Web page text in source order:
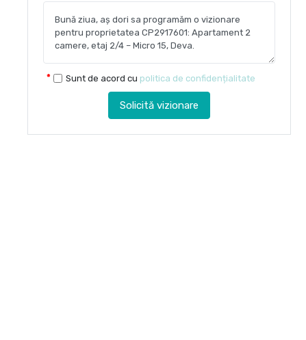
Sunt de acord cu politica de confidențialitate
Solicită vizionare